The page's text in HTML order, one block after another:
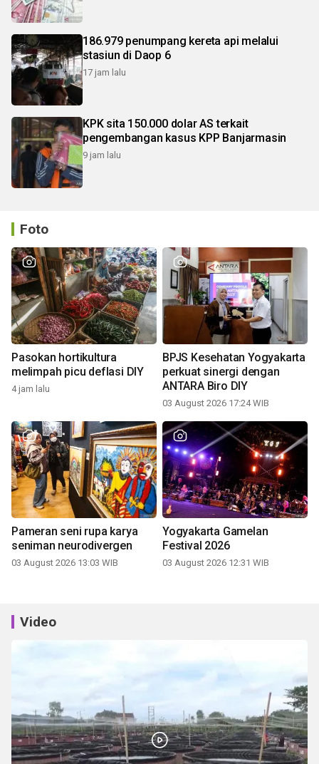
186.979 penumpang kereta api melalui
stasiun di Daop 6
17 jam lalu
KPK sita 150.000 dolar AS terkait
pengembangan kasus KPP Banjarmasin
9 jam lalu
Foto
Pasokan hortikultura
melimpah picu deflasi DIY
4 jam lalu
BPJS Kesehatan Yogyakarta
perkuat sinergi dengan
ANTARA Biro DIY
03 August 2026 17:24 WIB
Pameran seni rupa karya
seniman neurodivergen
03 August 2026 13:03 WIB
Yogyakarta Gamelan
Festival 2026
03 August 2026 12:31 WIB
Video